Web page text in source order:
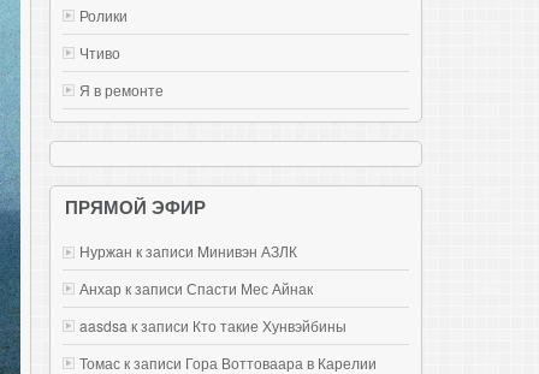
Ролики
Чтиво
Я в ремонте
ПРЯМОЙ ЭФИР
Нуржан к записи Mинивэн АЗЛК
Анхар к записи Спасти Мес Айнак
aasdsa к записи Кто такие Хунвэйбины
Томас к записи Гора Воттоваара в Карелии